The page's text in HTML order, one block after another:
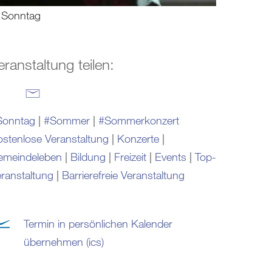
teilen:
| #Sommer| #Sommerkonzert
Veranstaltung | Konzerte|
| Bildung | Freizeit| Events | Top-
| Barrierefreie Veranstaltung
Termin in persönlichen Kalender
übernehmen (ics)